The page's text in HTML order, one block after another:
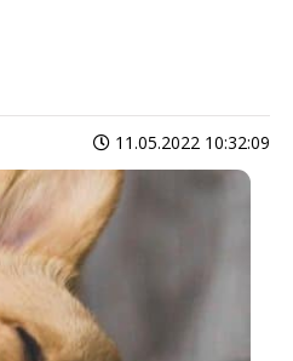
11.05.2022 10:32:09